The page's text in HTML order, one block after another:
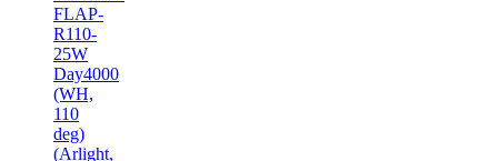
FLAP-
R110-
25W
Day4000
(WH,
110
deg)
(Arlight,